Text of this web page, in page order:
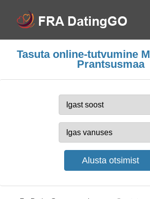
Tasuta online-tutvumine
Prantsusmaa